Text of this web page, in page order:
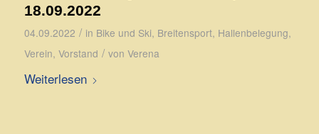
18.09.2022
04.09.2022 / in Bike und Ski, Breitensport, Hallenbelegung,
Verein, Vorstand / von Verena
Weiterlesen